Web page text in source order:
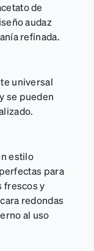
de
audaz
refinada.
universal
se pueden
estilo
para
frescos y
redondas
al uso